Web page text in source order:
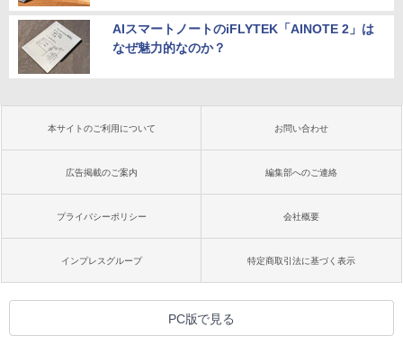
AIスマートノートのiFLYTEK「AINOTE 2」は
なぜ魅力的なのか？
本サイトのご利用について お問い合わせ
広告掲載のご案内 編集部へのご連絡
プライバシーポリシー 会社概要
インプレスグループ 特定商取引法に基づく表示
PC版で見る